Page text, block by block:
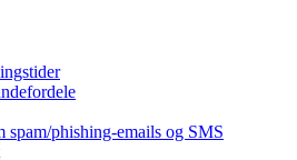
spam/phishing-emails og SMS